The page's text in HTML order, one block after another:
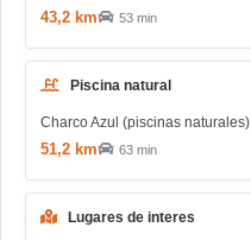
43,2 km 53 min
Piscina natural
Charco Azul (piscinas naturales)
51,2 km 63 min
Lugares de interes